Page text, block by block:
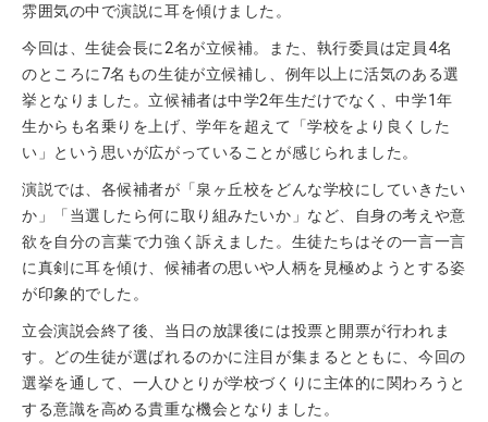
雰囲気の中で演説に耳を傾けました。
今回は、生徒会長に2名が立候補。また、執行委員は定員4名
のところに7名もの生徒が立候補し、例年以上に活気のある選
挙となりました。立候補者は中学2年生だけでなく、中学1年
生からも名乗りを上げ、学年を超えて「学校をより良くした
い」という思いが広がっていることが感じられました。
演説では、各候補者が「泉ヶ丘校をどんな学校にしていきたい
か」「当選したら何に取り組みたいか」など、自身の考えや意
欲を自分の言葉で力強く訴えました。生徒たちはその一言一言
に真剣に耳を傾け、候補者の思いや人柄を見極めようとする姿
が印象的でした。
立会演説会終了後、当日の放課後には投票と開票が行われま
す。どの生徒が選ばれるのかに注目が集まるとともに、今回の
選挙を通して、一人ひとりが学校づくりに主体的に関わろうと
する意識を高める貴重な機会となりました。